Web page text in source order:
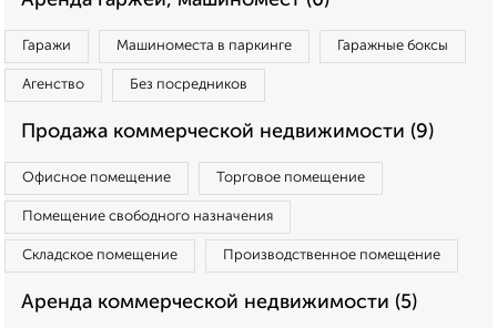
Гаражи Машиноместа в паркинге Гаражные боксы
Агенство Без посредников
Продажа коммерческой недвижимости (9)
Офисное помещение Торговое помещение
Помещение свободного назначения
Складское помещение Производственное помещение
Аренда коммерческой недвижимости (5)